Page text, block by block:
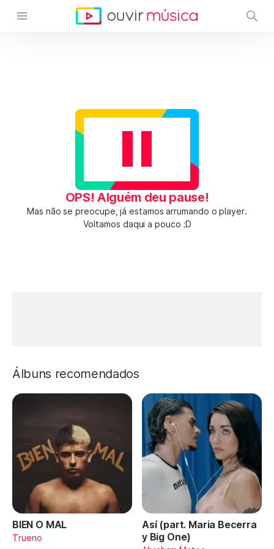
OPS! Alguém deu pause!
Mas não se preocupe, já estamos arrumando o player.
Voltamos daqui a pouco ;D
Álbuns recomendados
BIEN O MAL
Trueno
Así (part. Maria Becerra
y Big One)